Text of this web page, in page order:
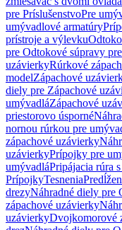
pre PríslušenstvoPre
umývadlové armatúry
prístroje a výlevku
pre Odtokové súpravy
uzávierkyRúrkové
modelZápachové
diely pre Zápachové
umývadláZápachové
priestorovo úsporné
nornou rúrkou pre
zápachové uzávierky
uzávierkyPrípojky pre
umývadláPripájacia rúra
PrípojkyTesnenia
drezyNáhradné diely pre
zápachové uzávierky
uzávierkyDvojkomorové